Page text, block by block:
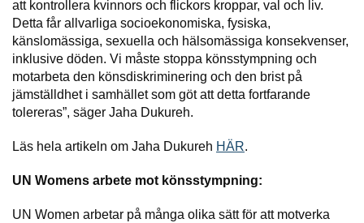
att kontrollera kvinnors och flickors kroppar, val och liv.
Detta får allvarliga socioekonomiska, fysiska,
känslomässiga, sexuella och hälsomässiga konsekvenser,
inklusive döden. Vi måste stoppa könsstympning och
motarbeta den könsdiskriminering och den brist på
jämställdhet i samhället som göt att detta fortfarande
tolereras”, säger Jaha Dukureh.
Läs hela artikeln om Jaha Dukureh HÄR.
UN Womens arbete mot könsstympning:
UN Women arbetar på många olika sätt för att motverka